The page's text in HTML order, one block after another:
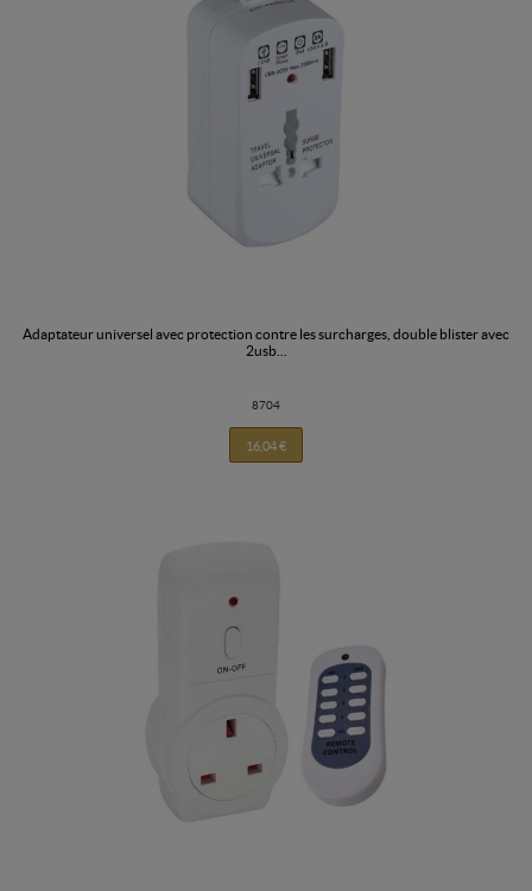
adaptateur universel avec protection contre les surcharges, double blister avec
2usb...
8704
16,04 €